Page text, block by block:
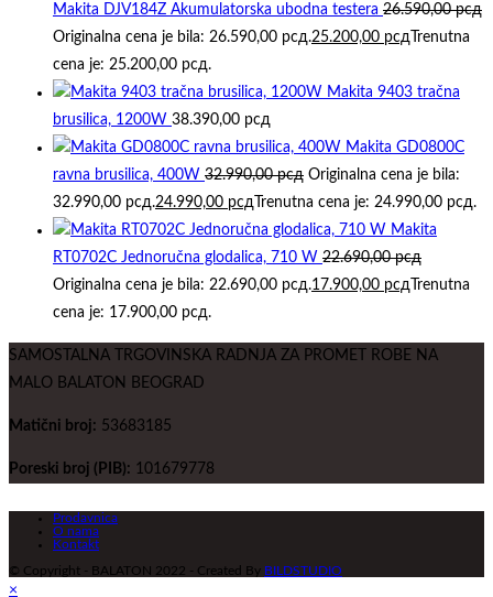
Makita DJV184Z Akumulatorska ubodna testera 26.590,00рсд
Originalna cena je bila: 26.590,00 рсд.25.200,00 рсд Trenutna
cena je: 25.200,00 рсд.
Makita 9403 tračna
brusilica, 1200W 38.390,00 рсд
Makita GD0800C
ravna brusilica, 400W 32.990,00рсд Originalna cena je bila:
32.990,00 рсд.24.990,00 рсд Trenutna cena je: 24.990,00 рсд.
Makita
RT0702C Jednoručna glodalica, 710 W 22.690,00рсд
Originalna cena je bila: 22.690,00 рсд.17.900,00 рсд Trenutna
cena je: 17.900,00 рсд.
SAMOSTALNA TRGOVINSKA RADNJA ZA PROMET ROBE NA
MALO BALATON BEOGRAD
Matični broj: 53683185
Poreski broj (PIB): 101679778
Prodavnica
O nama
Kontakt
© Copyright - BALATON 2022 - Created By BILDSTUDIO
×